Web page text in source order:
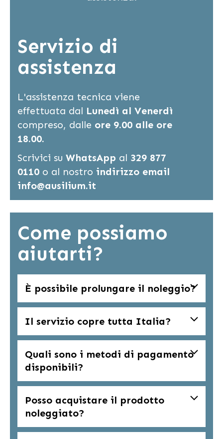
Servizio di
assistenza
L'assistenza tecnica viene
effettuata dal Lunedì al Venerdì
compreso, dalle ore 9.00 alle ore
18.00.
Scrivici su WhatsApp al 329 877
0110 o al nostro indirizzo email
info@ausilium.it
Come possiamo
aiutarti?
È possibile prolungare il noleggio?
Il servizio copre tutta Italia?
Quali sono i metodi di pagamento
disponibili?
Posso acquistare il prodotto
noleggiato?